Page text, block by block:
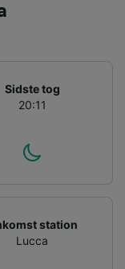
Sidste tog
20:11
station
Lucca